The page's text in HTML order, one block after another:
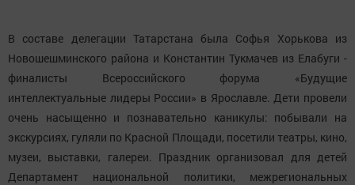
В составе делегации Татарстана была Софья Хорькова из
Новошешминского района и Константин Тукмачев из Елабуги -
финалисты Всероссийского форума «Будущие
интеллектуальные лидеры России» в Ярославле. Дети провели
очень насыщенно и познавательно каникулы: побывали на
экскурсиях, гуляли по Красной Площади, посетили театры, кино,
музеи, выставки, галереи. Праздник организовал для детей
Департамент национальной политики, межрегиональных